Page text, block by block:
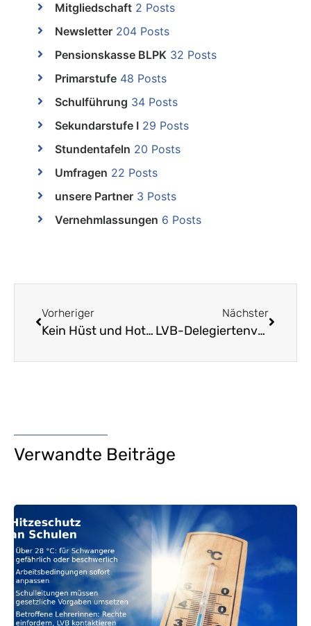
Mitgliedschaft 2 Posts
Newsletter 204 Posts
Pensionskasse BLPK 32 Posts
Primarstufe 48 Posts
Schulführung 34 Posts
Sekundarstufe I 29 Posts
Stundentafeln 20 Posts
Umfragen 22 Posts
unsere Partner 3 Posts
Vernehmlassungen 6 Posts
Vorheriger
Kein Hüst und Hott bei der BLPK!
Nächster
LVB-Delegiertenversammlung beschliesst Lancierung von zwei Volksinitiativen
Verwandte Beiträge